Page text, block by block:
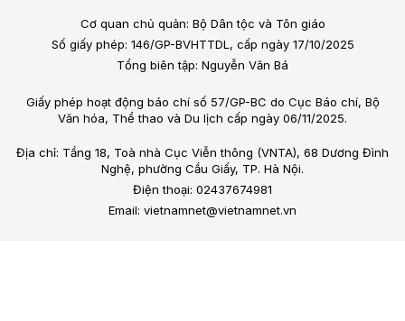
Cơ quan chủ quản: Bộ Dân tộc và Tôn giáo
Số giấy phép: 146/GP-BVHTTDL, cấp ngày 17/10/2025
Tổng biên tập: Nguyễn Văn Bá
Giấy phép hoạt động báo chí số 57/GP-BC do Cục Báo chí, Bộ
Văn hóa, Thể thao và Du lịch cấp ngày 06/11/2025.
Địa chỉ: Tầng 18, Toà nhà Cục Viễn thông (VNTA), 68 Dương Đình
Nghệ, phường Cầu Giấy, TP. Hà Nội.
Điện thoại: 02437674981
Email: vietnamnet@vietnamnet.vn